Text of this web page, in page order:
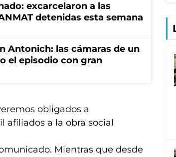
excarcelaron a las
detenidas esta semana
Antonich: las cámaras de un
el episodio con gran
obligados a
afiliados a la obra social
Mientras que desde